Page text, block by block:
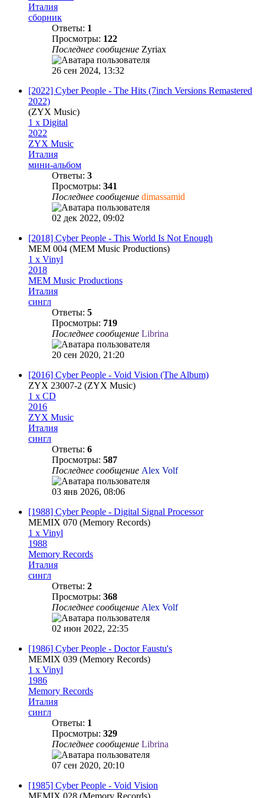
Италия
сборник
Ответы: 1
Просмотры: 122
Последнее сообщение Zyriax
26 сен 2024, 13:32
[2022] Cyber People - The Hits (7inch Versions Remastered
2022)
(ZYX Music)
1 x Digital
2022
ZYX Music
Италия
мини-альбом
Ответы: 3
Просмотры: 341
Последнее сообщение dimassamid
02 дек 2022, 09:02
[2018] Cyber People - This World Is Not Enough
MEM 004 (MEM Music Productions)
1 x Vinyl
2018
MEM Music Productions
Италия
сингл
Ответы: 5
Просмотры: 719
Последнее сообщение Librina
20 сен 2020, 21:20
[2016] Cyber People - Void Vision (The Album)
ZYX 23007-2 (ZYX Music)
1 x CD
2016
ZYX Music
Италия
сингл
Ответы: 6
Просмотры: 587
Последнее сообщение Alex Volf
03 янв 2026, 08:06
[1988] Cyber People - Digital Signal Processor
MEMIX 070 (Memory Records)
1 x Vinyl
1988
Memory Records
Италия
сингл
Ответы: 2
Просмотры: 368
Последнее сообщение Alex Volf
02 июн 2022, 22:35
[1986] Cyber People - Doctor Faustu's
MEMIX 039 (Memory Records)
1 x Vinyl
1986
Memory Records
Италия
сингл
Ответы: 1
Просмотры: 329
Последнее сообщение Librina
07 сен 2020, 20:10
[1985] Cyber People - Void Vision
MEMIX 028 (Memory Records)